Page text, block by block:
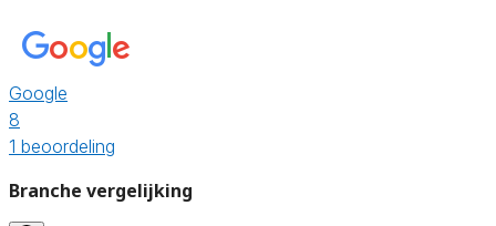
Google
8
1 beoordeling
Branche vergelijking